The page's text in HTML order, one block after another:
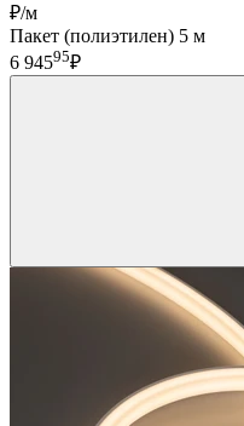
₽/м
Пакет (полиэтилен) 5 м
6 94595₽